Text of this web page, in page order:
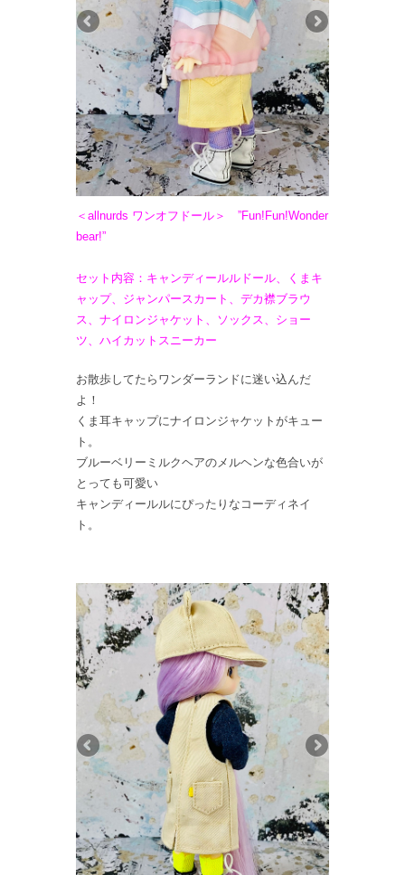
＜allnurds ワンオフドール＞ ”Fun!Fun!Wonder
bear!”
セット内容：キャンディールルドール、くまキ
ャップ、ジャンパースカート、デカ襟ブラウ
ス、ナイロンジャケット、ソックス、ショー
ツ、ハイカットスニーカー
お散歩してたらワンダーランドに迷い込んだ
よ！
くま耳キャップにナイロンジャケットがキュー
ト。
ブルーベリーミルクヘアのメルヘンな色合いが
とっても可愛い
キャンディールルにぴったりなコーディネイ
ト。